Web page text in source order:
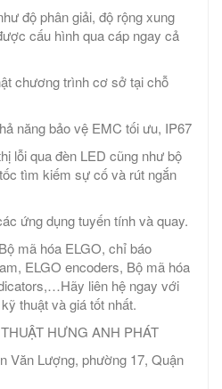
độ phân giải, độ rộng xung
cấu hình qua cáp ngay cả
chương trình cơ sở tại chỗ
năng bảo vệ EMC tối ưu, IP67
lỗi qua đèn LED cũng như bộ
tìm kiếm sự cố và rút ngắn
ứng dụng tuyến tính và quay.
mã hóa ELGO, chỉ báo
ELGO encoders, Bộ mã hóa
liên hệ ngay với
thuật và giá tốt nhất.
HƯNG ANH PHÁT
Văn Lượng, phường 17, Quận